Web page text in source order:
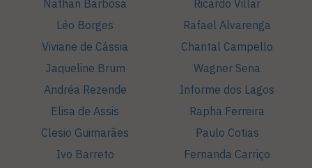
Nathan Barbosa
Léo Borges
Viviane de Cássia
Jaqueline Brum
Andréa Rezende
Elisa de Assis
Clesio Guimarães
Ivo Barreto
Ricardo Villar
Rafael Alvarenga
Chantal Campello
Wagner Sena
Informe dos Lagos
Rapha Ferreira
Paulo Cotias
Fernanda Carriço